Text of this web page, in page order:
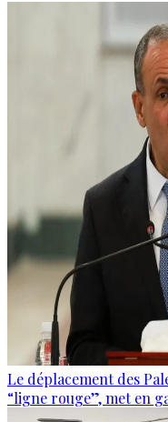
Le déplacement des
“ligne rouge”, met en